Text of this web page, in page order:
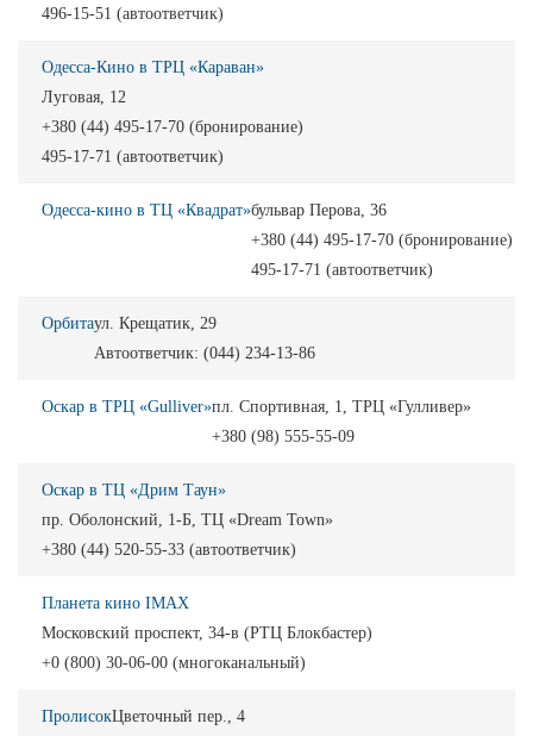
496-15-51 (автоответчик)
Одесса-Кино в ТРЦ «Караван»
Луговая, 12
+380 (44) 495-17-70 (бронирование)
495-17-71 (автоответчик)
Одесса-кино в ТЦ «Квадрат»бульвар Перова, 36
+380 (44) 495-17-70 (бронирование)
495-17-71 (автоответчик)
Орбитаул. Крещатик, 29
Автоответчик: (044) 234-13-86
Оскар в ТРЦ «Gulliver»пл. Спортивная, 1, ТРЦ «Гулливер»
+380 (98) 555-55-09
Оскар в ТЦ «Дрим Таун»
пр. Оболонский, 1-Б, ТЦ «Dream Town»
+380 (44) 520-55-33 (автоответчик)
Планета кино IMAX
Московский проспект, 34-в (РТЦ Блокбастер)
+0 (800) 30-06-00 (многоканальный)
ПролисокЦветочный пер., 4